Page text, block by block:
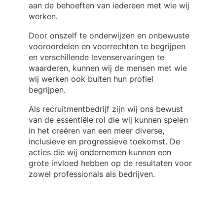
aan de behoeften van iedereen met wie wij
werken.
Door onszelf te onderwijzen en onbewuste
vooroordelen en voorrechten te begrijpen
en verschillende levenservaringen te
waarderen, kunnen wij de mensen met wie
wij werken ook buiten hun profiel
begrijpen.
Als recruitmentbedrijf zijn wij ons bewust
van de essentiële rol die wij kunnen spelen
in het creëren van een meer diverse,
inclusieve en progressieve toekomst. De
acties die wij ondernemen kunnen een
grote invloed hebben op de resultaten voor
zowel professionals als bedrijven.